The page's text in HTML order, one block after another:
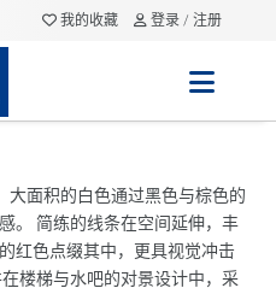
我的收藏 登录 / 注册
大面积的白色通过黑色与棕色的
。 简练的线条在空间延伸，丰
红色点缀其中，更具视觉冲击
楼梯与水吧的对景设计中，采